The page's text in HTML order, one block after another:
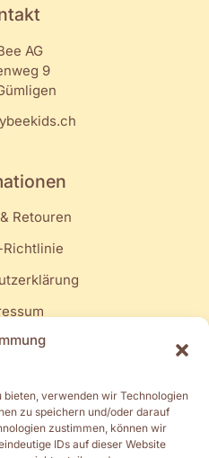
bieten, verwenden wir Technologien
zu speichern und/oder darauf
zustimmen, können wir
IDs auf dieser Website
AG
9
Retouren
Links
Konto